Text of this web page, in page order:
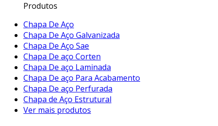
Produtos
Chapa De Aço
Chapa De Aço Galvanizada
Chapa De Aço Sae
Chapa De aço Corten
Chapa De aço Laminada
Chapa De aço Para Acabamento
Chapa De aço Perfurada
Chapa de Aço Estrutural
Ver mais produtos